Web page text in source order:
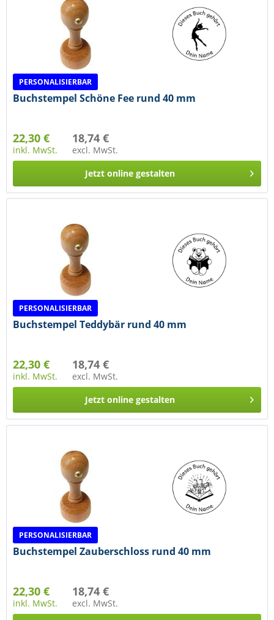
PERSONALISIERBAR
Buchstempel Schöne Fee rund 40 mm
22,30 €
inkl. MwSt.
18,74 €
excl. MwSt.
Jetzt online gestalten
PERSONALISIERBAR
Buchstempel Teddybär rund 40 mm
22,30 €
inkl. MwSt.
18,74 €
excl. MwSt.
Jetzt online gestalten
PERSONALISIERBAR
Buchstempel Zauberschloss rund 40 mm
22,30 €
inkl. MwSt.
18,74 €
excl. MwSt.